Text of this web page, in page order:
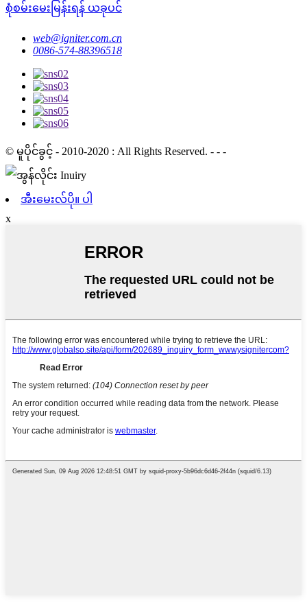
စုံစမ်းမေးမြန်းရန် ယခုပင်
web@igniter.com.cn
0086-574-88396518
© မူပိုင်ခွင့် - 2010-2020 : All Rights Reserved. - - -
အီးမေးလ်ပို။ ပါ
x